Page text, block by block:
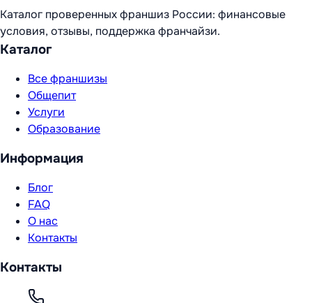
Каталог проверенных франшиз России: финансовые
условия, отзывы, поддержка франчайзи.
Каталог
Все франшизы
Общепит
Услуги
Образование
Информация
Блог
FAQ
О нас
Контакты
Контакты